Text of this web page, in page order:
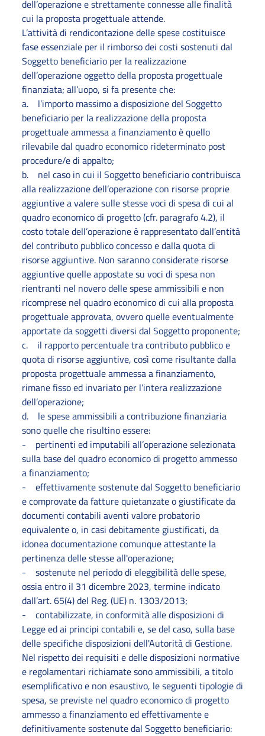
dell’operazione e strettamente connesse alle finalità
cui la proposta progettuale attende.
L’attività di rendicontazione delle spese costituisce
fase essenziale per il rimborso dei costi sostenuti dal
Soggetto beneficiario per la realizzazione
dell’operazione oggetto della proposta progettuale
finanziata; all’uopo, si fa presente che:
a. l’importo massimo a disposizione del Soggetto
beneficiario per la realizzazione della proposta
progettuale ammessa a finanziamento è quello
rilevabile dal quadro economico rideterminato post
procedure/e di appalto;
b. nel caso in cui il Soggetto beneficiario contribuisca
alla realizzazione dell’operazione con risorse proprie
aggiuntive a valere sulle stesse voci di spesa di cui al
quadro economico di progetto (cfr. paragrafo 4.2), il
costo totale dell’operazione è rappresentato dall’entità
del contributo pubblico concesso e dalla quota di
risorse aggiuntive. Non saranno considerate risorse
aggiuntive quelle appostate su voci di spesa non
rientranti nel novero delle spese ammissibili e non
ricomprese nel quadro economico di cui alla proposta
progettuale approvata, ovvero quelle eventualmente
apportate da soggetti diversi dal Soggetto proponente;
c. il rapporto percentuale tra contributo pubblico e
quota di risorse aggiuntive, così come risultante dalla
proposta progettuale ammessa a finanziamento,
rimane fisso ed invariato per l’intera realizzazione
dell’operazione;
d. le spese ammissibili a contribuzione finanziaria
sono quelle che risultino essere:
- pertinenti ed imputabili all’operazione selezionata
sulla base del quadro economico di progetto ammesso
a finanziamento;
- effettivamente sostenute dal Soggetto beneficiario
e comprovate da fatture quietanzate o giustificate da
documenti contabili aventi valore probatorio
equivalente o, in casi debitamente giustificati, da
idonea documentazione comunque attestante la
pertinenza delle stesse all'operazione;
- sostenute nel periodo di eleggibilità delle spese,
ossia entro il 31 dicembre 2023, termine indicato
dall’art. 65(4) del Reg. (UE) n. 1303/2013;
- contabilizzate, in conformità alle disposizioni di
Legge ed ai principi contabili e, se del caso, sulla base
delle specifiche disposizioni dell'Autorità di Gestione.
Nel rispetto dei requisiti e delle disposizioni normative
e regolamentari richiamate sono ammissibili, a titolo
esemplificativo e non esaustivo, le seguenti tipologie di
spesa, se previste nel quadro economico di progetto
ammesso a finanziamento ed effettivamente e
definitivamente sostenute dal Soggetto beneficiario: